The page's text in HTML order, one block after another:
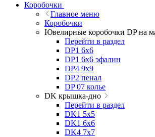
Коробочки
Главное меню
Коробочки
Ювелирные коробочки DP на
Перейти в раздел
DP1 6x6
DP1 6x6 эфалин
DP4 9x9
DP2 пенал
DP 07 колье
DK крышка-дно
Перейти в раздел
DK1 5x5
DK1 6x6
DK4 7х7